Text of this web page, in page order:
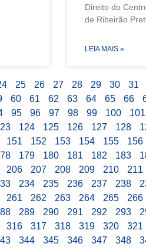
Direito do
de Ribeirão
LEIA MAIS »
25 26 27 28 29 30 31
60 61 62 63 64 65 66
95 96 97 98 99 100 101
124 125 126 127 128
151 152 153 154 155 156
179 180 181 182 183
206 207 208 209 210 211
234 235 236 237 238
261 262 263 264 265 266
289 290 291 292 293
316 317 318 319 320 321
344 345 346 347 348